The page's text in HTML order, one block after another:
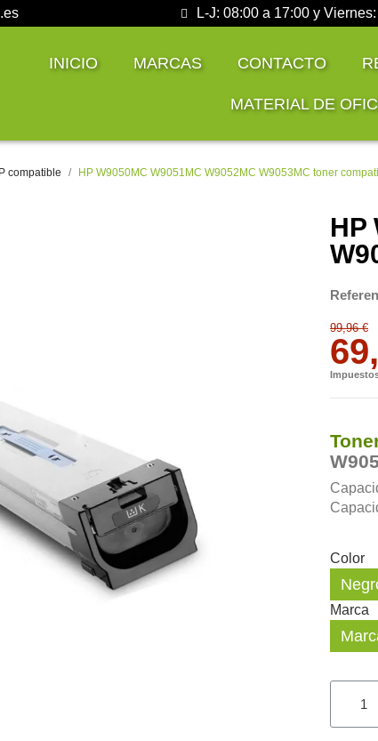
L-J: 08:00 a 17:00 y
INICIO MARCAS CONTACTO
MATERIAL DE
compatible HP W9050MC W9051MC W9052MC W9053MC toner
HP
99,96 €
Color
Marca